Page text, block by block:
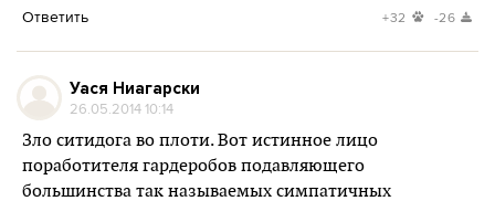
Ответить +32 -26
Уася Ниагарски
26.05.2014 10:14
Зло ситидога во плоти. Вот истинное лицо
поработителя гардеробов подавляющего
большинства так называемых симпатичных